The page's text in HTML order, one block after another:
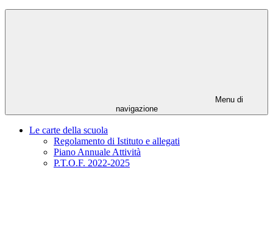
Menu di
navigazione
Le carte della scuola
Regolamento di Istituto e allegati
Piano Annuale Attività
P.T.O.F. 2022-2025